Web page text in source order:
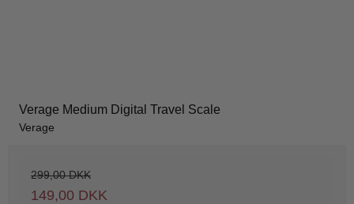
Verage Medium Digital Travel Scale
Verage
299,00 DKK
149,00 DKK